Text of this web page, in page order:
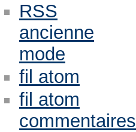
RSS
ancienne
mode
fil atom
fil atom
commentaires